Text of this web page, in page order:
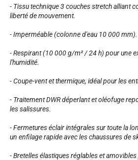
Afficheurs et horloge
LOGICIELS
Suite SkiAlp
Suite Equestre
MULTI-SPORTS
- Tissu technique 3 couches stretch alliant
liberté de mouvement.
- Imperméable (colonne d'eau 10 000 mm).
- Respirant (10 000 g/m² / 24 h) pour une
l'humidité.
- Coupe-vent et thermique, idéal pour les
- Traitement DWR déperlant et oléofuge
les salissures.
- Fermetures éclair intégrales sur toute la
un enfilage rapide avec les chaussures de
- Bretelles élastiques réglables et